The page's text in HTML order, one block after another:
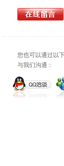
您也可以通过以
与我们沟通：